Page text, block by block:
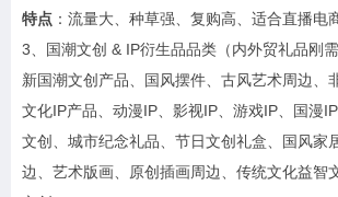
特点 ：流量大、种草强、复购高、适合直播电
3、国潮文创 & IP衍生品品类（内外贸礼品刚需
新国潮文创产品、国风摆件、古风艺术周边、
文化IP产品、动漫IP、影视IP、游戏IP、国漫
文创、城市纪念礼品、节日文创礼盒、国风家
边、艺术版画、原创插画周边、传统文化益智